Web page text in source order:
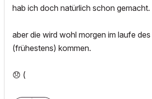
hab ich doch natürlich schon gemacht.
aber die wird wohl morgen im laufe
(frühestens) kommen.
😞 (